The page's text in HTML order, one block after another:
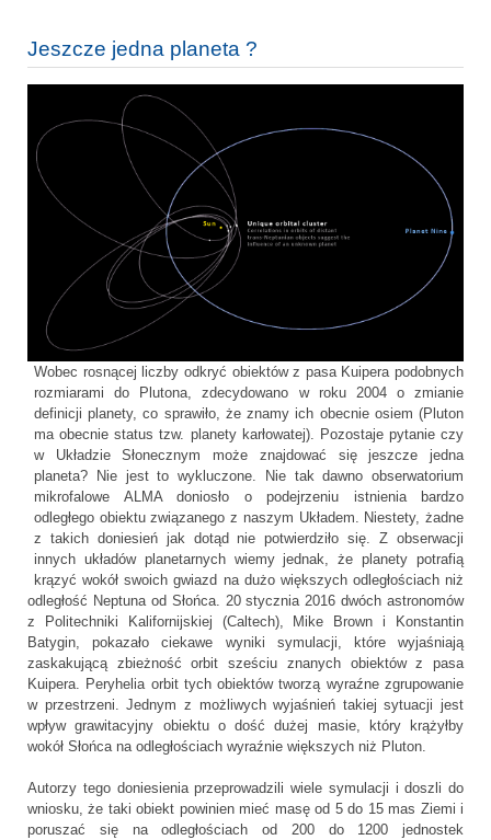
Jeszcze jedna planeta ?
Wobec rosnącej liczby odkryć obiektów z pasa Kuipera podobnych
rozmiarami do Plutona, zdecydowano w roku 2004 o zmianie
definicji planety, co sprawiło, że znamy ich obecnie osiem (Pluton
ma obecnie status tzw. planety karłowatej). Pozostaje pytanie czy
w Układzie Słonecznym może znajdować się jeszcze jedna
planeta? Nie jest to wykluczone. Nie tak dawno obserwatorium
mikrofalowe ALMA doniosło o podejrzeniu istnienia bardzo
odległego obiektu związanego z naszym Układem. Niestety, żadne
z takich doniesień jak dotąd nie potwierdziło się. Z obserwacji
innych układów planetarnych wiemy jednak, że planety potrafią
krązyć wokół swoich gwiazd na dużo większych odległościach niż
odległość Neptuna od Słońca. 20 stycznia 2016 dwóch astronomów
z Politechniki Kalifornijskiej (Caltech), Mike Brown i Konstantin
Batygin, pokazało ciekawe wyniki symulacji, które wyjaśniają
zaskakującą zbieżność orbit sześciu znanych obiektów z pasa
Kuipera. Peryhelia orbit tych obiektów tworzą wyraźne zgrupowanie
w przestrzeni. Jednym z możliwych wyjaśnień takiej sytuacji jest
wpływ grawitacyjny obiektu o dość dużej masie, który krążyłby
wokół Słońca na odległościach wyraźnie większych niż Pluton.
Autorzy tego doniesienia przeprowadzili wiele symulacji i doszli do
wniosku, że taki obiekt powinien mieć masę od 5 do 15 mas Ziemi i
poruszać się na odległościach od 200 do 1200 jednostek